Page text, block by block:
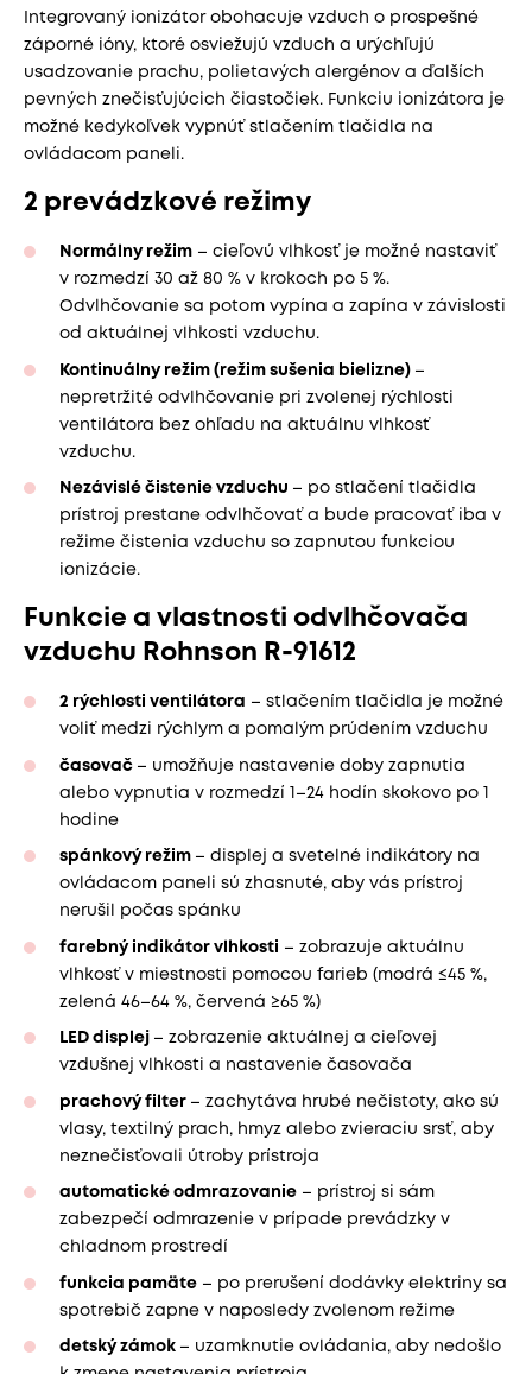
Integrovaný ionizátor obohacuje vzduch o prospešné
záporné ióny, ktoré osviežujú vzduch a urýchľujú
usadzovanie prachu, polietavých alergénov a ďalších
pevných znečisťujúcich čiastočiek. Funkciu ionizátora je
možné kedykoľvek vypnúť stlačením tlačidla na
ovládacom paneli.
2 prevádzkové režimy
Normálny režim – cieľovú vlhkosť je možné nastaviť
v rozmedzí 30 až 80 % v krokoch po 5 %.
Odvlhčovanie sa potom vypína a zapína v závislosti
od aktuálnej vlhkosti vzduchu.
Kontinuálny režim (režim sušenia bielizne) –
nepretržité odvlhčovanie pri zvolenej rýchlosti
ventilátora bez ohľadu na aktuálnu vlhkosť
vzduchu.
Nezávislé čistenie vzduchu – po stlačení tlačidla
prístroj prestane odvlhčovať a bude pracovať iba v
režime čistenia vzduchu so zapnutou funkciou
ionizácie.
Funkcie a vlastnosti odvlhčovača
vzduchu Rohnson R-91612
2 rýchlosti ventilátora – stlačením tlačidla je možné
voliť medzi rýchlym a pomalým prúdením vzduchu
časovač – umožňuje nastavenie doby zapnutia
alebo vypnutia v rozmedzí 1–24 hodín skokovo po 1
hodine
spánkový režim – displej a svetelné indikátory na
ovládacom paneli sú zhasnuté, aby vás prístroj
nerušil počas spánku
farebný indikátor vlhkosti – zobrazuje aktuálnu
vlhkosť v miestnosti pomocou farieb (modrá ≤45 %,
zelená 46–64 %, červená ≥65 %)
LED displej – zobrazenie aktuálnej a cieľovej
vzdušnej vlhkosti a nastavenie časovača
prachový filter – zachytáva hrubé nečistoty, ako sú
vlasy, textilný prach, hmyz alebo zvieraciu srsť, aby
neznečisťovali útroby prístroja
automatické odmrazovanie – prístroj si sám
zabezpečí odmrazenie v prípade prevádzky v
chladnom prostredí
funkcia pamäte – po prerušení dodávky elektriny sa
spotrebič zapne v naposledy zvolenom režime
detský zámok – uzamknutie ovládania, aby nedošlo